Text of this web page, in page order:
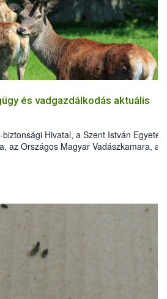
és vadgazdálkodás aktuális
Hivatal, a Szent István Egyetem
az Országos Magyar Vadászkamara, az
Védegylet, a Magyar Tudományos
Bizottság Vadgazdálkodási
Minisztérium Élelmiszerlánc-
2016„ címmel konferenciát
helyszíne a Szent István Egyetem
Aulája. Az előadásokat a
állategészségügy, valamint a
dolgozó szakemberek tartják az